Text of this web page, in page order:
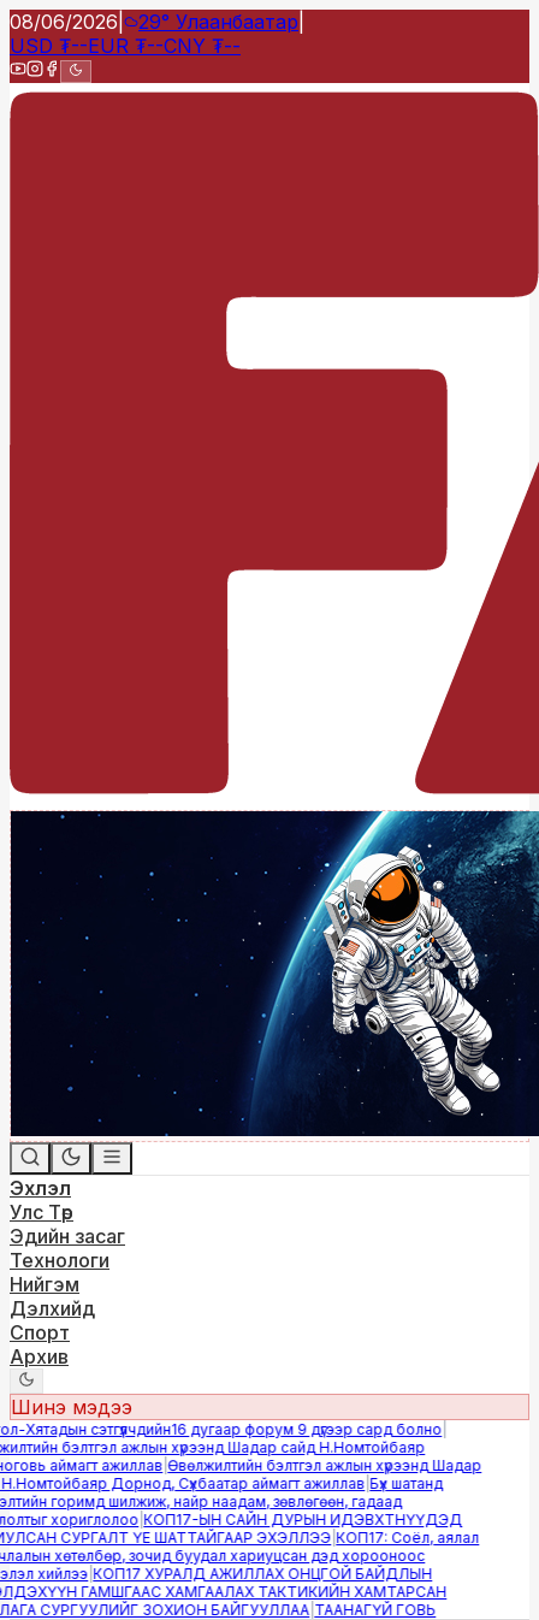
08/06/2026 29° Улаанбаатар
USD ₮--EUR ₮--CNY ₮--
Эхлэл
Улс Төр
Эдийн засаг
Технологи
Нийгэм
Дэлхийд
Спорт
Архив
Шинэ мэдээ
Хятадын сэтгүүлчдийн16 дугаар форум 9 дүгээр сард болно|
бэлтгэл ажлын хүрээнд Шадар сайд Н.Номтойбаяр
аймагт ажиллав|Өвөлжилтийн бэлтгэл ажлын хүрээнд Шадар
Дорнод, Сүхбаатар аймагт ажиллав|Бүх шатанд
горимд шилжиж, найр наадам, зөвлөгөөн, гадаад
хориглолоо|КОП17-ЫН САЙН ДУРЫН ИДЭВХТНҮҮДЭД
СУРГАЛТ ҮЕ ШАТТАЙГААР ЭХЭЛЛЭЭ|КОП17: Соёл, аялал
хөтөлбөр, зочид буудал хариуцсан дэд хорооноос
хийлээ|КОП17 ХУРАЛД АЖИЛЛАХ ОНЦГОЙ БАЙДЛЫН
ГАМШГААС ХАМГААЛАХ ТАКТИКИЙН ХАМТАРСАН
СУРГУУЛИЙГ ЗОХИОН БАЙГУУЛЛАА|ТААНАГҮЙ ГОВЬ